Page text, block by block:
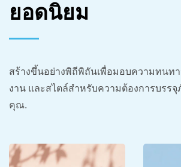
ยอดนิยม
สร้างขึ้นอย่างพิถีพิถันเพื่อมอบความทนท
งาน และสไตล์สำหรับความต้องการบรร
คุณ.